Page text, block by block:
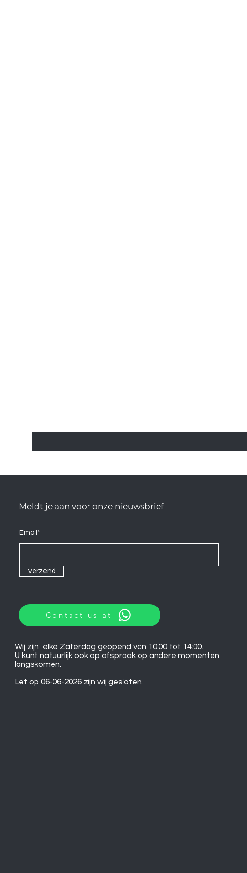
Meldt je aan voor onze nieuwsbrief
Email*
Verzend
Contact us at
Wij zijn elke Zaterdag geopend van 10:00 tot 14:00.
U kunt natuurlijk ook op afspraak op andere momenten
langskomen.
Let op 06-06-2026 zijn wij gesloten.